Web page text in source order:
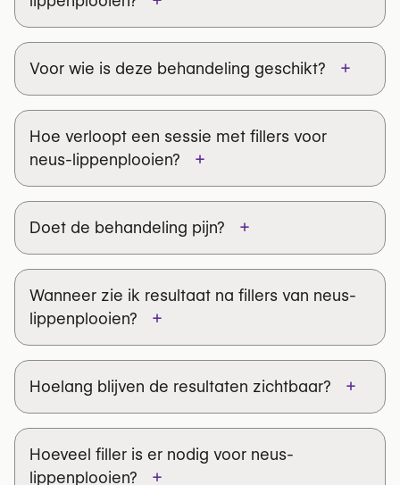
Voor wie is deze behandeling geschikt? +
Hoe verloopt een sessie met fillers voor
neus-lippenplooien?
+
Doet de behandeling pijn? +
Wanneer zie ik resultaat na fillers van neus-
lippenplooien?
+
Hoelang blijven de resultaten zichtbaar? +
Hoeveel filler is er nodig voor neus-
lippenplooien?
+